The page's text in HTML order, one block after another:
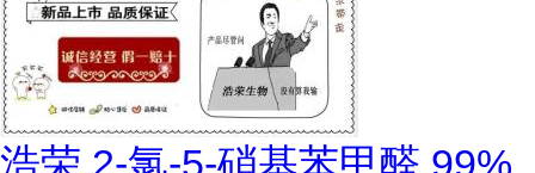
浩荣 2-氯-5-硝基苯甲醛 99%